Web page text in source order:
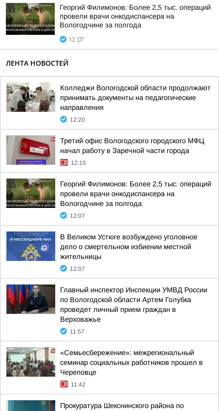
Георгий Филимонов: Более 2,5 тыс. операций
провели врачи онкодиспансера на
Вологодчине за полгода
12:07
ЛЕНТА НОВОСТЕЙ
Колледжи Вологодской области продолжают
принимать документы на педагогические
направления
12:20
Третий офис Вологодского городского МФЦ
начал работу в Заречной части города
12:15
Георгий Филимонов: Более 2,5 тыс. операций
провели врачи онкодиспансера на
Вологодчине за полгода
12:07
В Великом Устюге возбуждено уголовное
дело о смертельном избиении местной
жительницы
12:07
Главный инспектор Инспекции УМВД России
по Вологодской области Артем Голубка
проведет личный прием граждан в
Верховажье
11:57
«Семьесбережение»: межрегиональный
семинар социальных работников прошел в
Череповце
11:42
Прокуратура Шекснинского района по